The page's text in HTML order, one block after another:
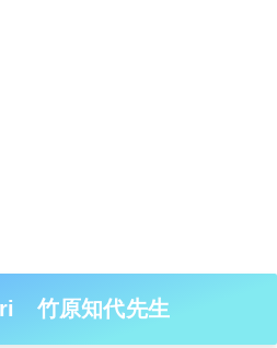
竹原知代先生